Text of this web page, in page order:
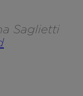
Saglietti